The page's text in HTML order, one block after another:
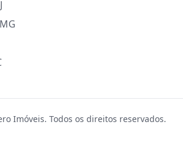
Imóveis. Todos os direitos reservados.